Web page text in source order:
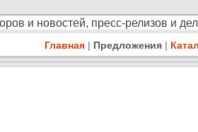
и новостей, пресс-релизов и
Главная | Предложения |